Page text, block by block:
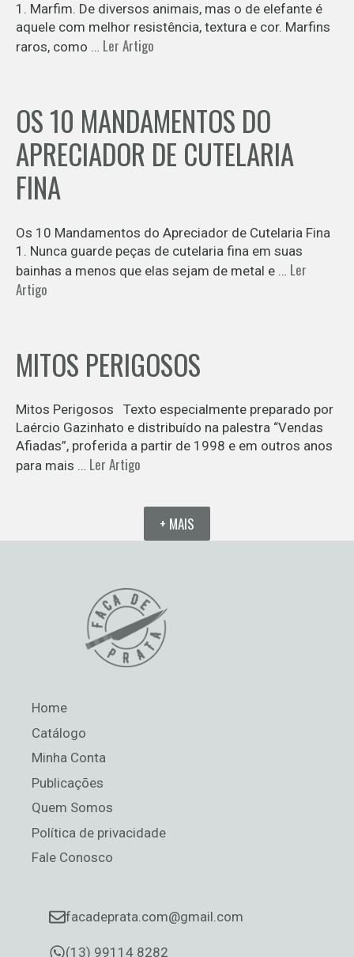
1. Marfim. De diversos animais, mas o de elefante é
aquele com melhor resistência, textura e cor. Marfins
raros, como … Ler Artigo
OS 10 MANDAMENTOS DO
APRECIADOR DE CUTELARIA
FINA
Os 10 Mandamentos do Apreciador de Cutelaria Fina
1. Nunca guarde peças de cutelaria fina em suas
bainhas a menos que elas sejam de metal e … Ler
Artigo
MITOS PERIGOSOS
Mitos Perigosos Texto especialmente preparado por
Laércio Gazinhato e distribuído na palestra “Vendas
Afiadas”, proferida a partir de 1998 e em outros anos
para mais … Ler Artigo
+ MAIS
Home
Catálogo
Minha Conta
Publicações
Quem Somos
Política de privacidade
Fale Conosco
facadeprata.com@gmail.com
(13) 99114 8282